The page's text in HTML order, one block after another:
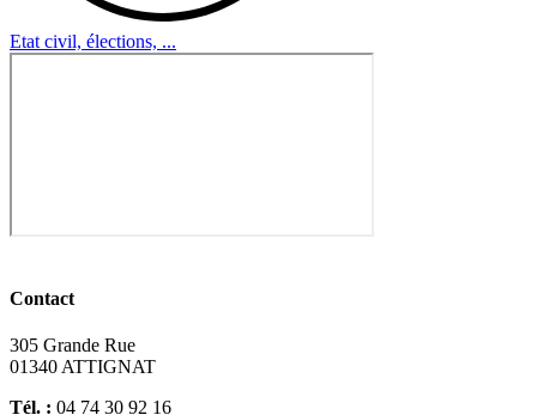
Etat civil, élections, ...
Contact
305 Grande Rue
01340 ATTIGNAT
Tél. : 04 74 30 92 16